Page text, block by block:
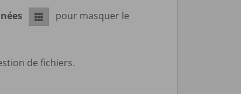
pour masquer le
de fichiers.